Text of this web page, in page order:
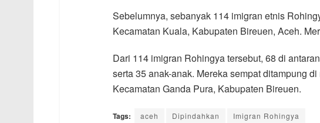
Sebelumnya, sebanyak 114 imigran etnis
Kecamatan Kuala, Kabupaten Bireuen, Aceh.
Dari 114 imigran Rohingya tersebut, 68 di
serta 35 anak-anak. Mereka sempat ditampung
Kecamatan Ganda Pura, Kabupaten Bireuen.
Tags: aceh Dipindahkan Imigran Rohingya